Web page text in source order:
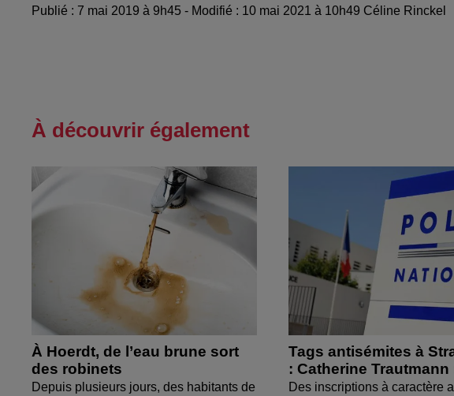
Publié : 7 mai 2019 à 9h45 - Modifié : 10 mai 2021 à 10h49 Céline Rinckel
À découvrir également
À Hoerdt, de l’eau brune sort
des robinets
Depuis plusieurs jours, des habitants de
Tags antisémites à
: Catherine Trautmann
Des inscriptions à caractère